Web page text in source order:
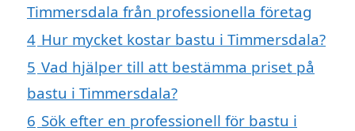
Timmersdala från professionella företag
4 Hur mycket kostar bastu i Timmersdala?
5 Vad hjälper till att bestämma priset på
bastu i Timmersdala?
6 Sök efter en professionell för bastu i